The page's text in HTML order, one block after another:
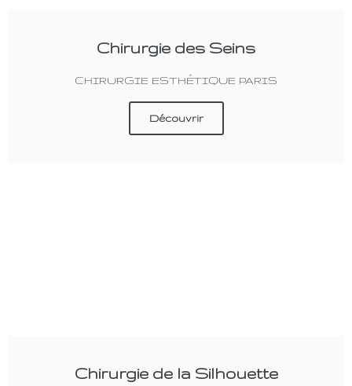
Chirurgie des Seins
CHIRURGIE ESTHÉTIQUE PARIS
Découvrir
Chirurgie de la Silhouette